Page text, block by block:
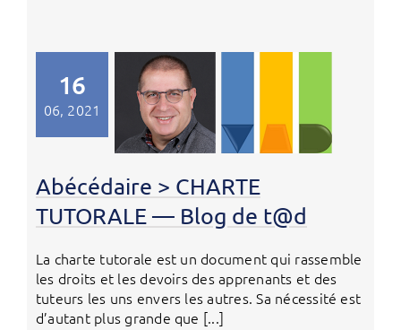
16
06, 2021
Abécédaire > CHARTE
TUTORALE — Blog de t@d
La charte tutorale est un document qui rassemble
les droits et les devoirs des apprenants et des
tuteurs les uns envers les autres. Sa nécessité est
d’autant plus grande que [...]